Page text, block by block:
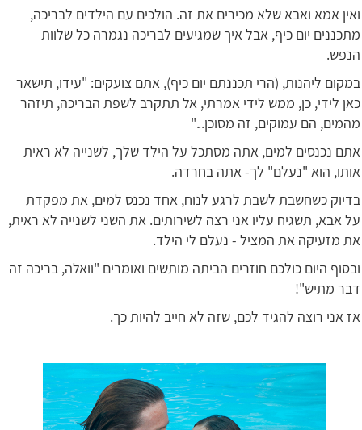
ואין אמא ואבא שלא מכירים את זה. הולכים עם הילדים לבריכה,
מתכננים יום כיף, אבל איך שמגיעים לבריכה נגמרה כל שלוות
הנפש.
במקום ליהנות, (הרי תכננתם יום כיף), אתם צועקים: "עידו, תישאר
כאן לידי, כן, ממש לידי אמרתי, אל תתקרב לשפת הבריכה, תיזהר
מהמים, הם עמוקים, זה מסוכן..."
אתם נכנסים למים, אתה מסתכל על הילד שלך, לשנייה לא ראית
אותו, הוא "נעלם" לך- אתה בחרדה.
בדיוק כשחשבת לשבת לרגע לנוח, אחד נכנס למים, את מפקדת
על אבא, תשגיח עליו אני רצה לשירותים. את השני לשנייה לא ראית,
את מזעיקה את המציל - נעלם לי הילד.
ובסוף היום כולכם חוזרים הביתה מותשים ואומרים "וואלה, בריכה זה
דבר מתיש"!
אז אני רוצה להגיד לכם, שזה לא חייב להיות כך.